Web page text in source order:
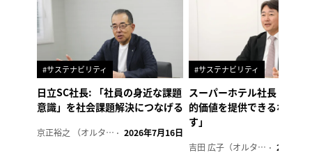
#サステナビリティ
日立SC社長: 「社員の身近な課題
意識」を社会課題解決につなげる
京正裕之 （オルタナ副編集長） 2026年7月16日
#サステナビリティ
スーパーホテル社長「地域
的価値を提供できるホテル
す」
吉田 広子（オルタナ輪番編集長） 2026年6